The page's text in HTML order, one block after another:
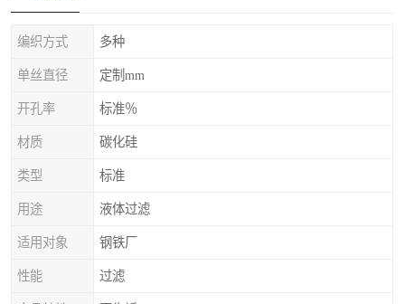
编织方式 多种
单丝直径 定制mm
开孔率 标准％
材质 碳化硅
类型 标准
用途 液体过滤
适用对象 钢铁厂
性能 过滤